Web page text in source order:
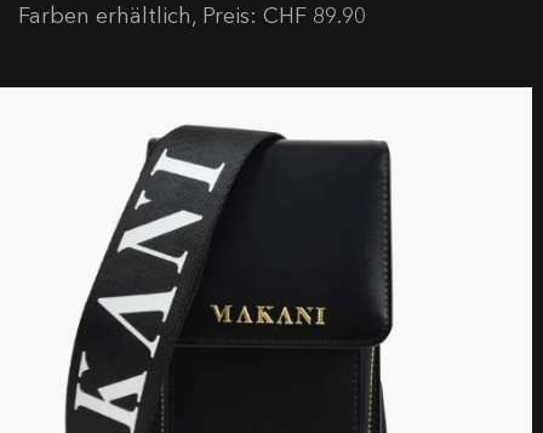
Farben erhältlich, Preis: CHF 89.90